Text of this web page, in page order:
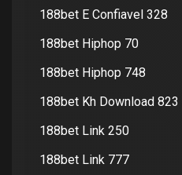
188bet E Confiavel 328
188bet Hiphop 70
188bet Hiphop 748
188bet Kh Download 823
188bet Link 250
188bet Link 777